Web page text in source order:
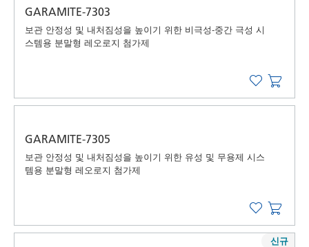
GARAMITE-7303
보관 안정성 및 내처짐성을 높이기 위한 비극성-중간 극성 시
스템용 분말형 레오로지 첨가제
GARAMITE-7305
보관 안정성 및 내처짐성을 높이기 위한 유성 및 무용제 시스
템용 분말형 레오로지 첨가제
신규